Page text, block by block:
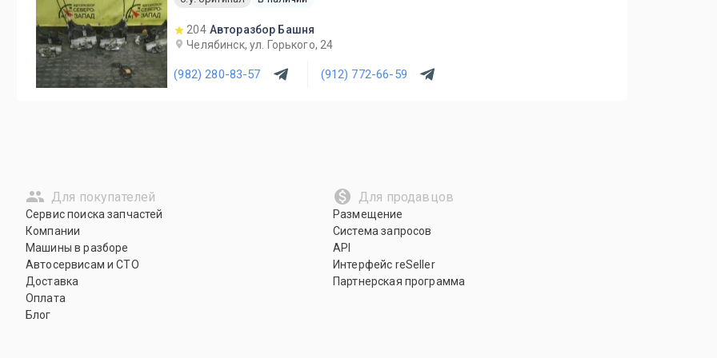
204 Авторазбор Башня
Челябинск, ул. Горького, 24
(982) 280-83-57 (912) 772-66-59
Для покупателей
Сервис поиска запчастей
Компании
Машины в разборе
Автосервисам и СТО
Доставка
Оплата
Блог
Для продавцов
Размещение
Система запросов
API
Интерфейс reSeller
Партнерская программа